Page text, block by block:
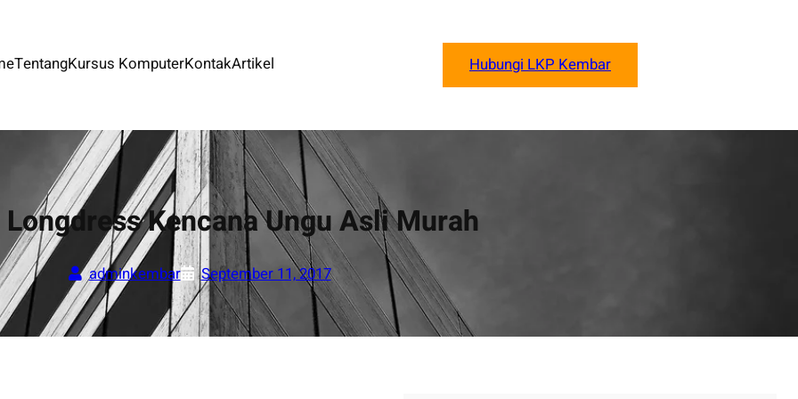
TentangKursus KomputerKontakArtikel Hubungi LKP Kembar
Kencana Ungu Asli Murah
adminkembar September 11, 2017